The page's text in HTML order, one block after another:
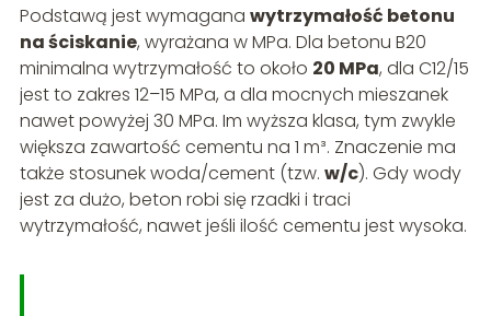
Podstawą jest wymagana wytrzymałość betonu
na ściskanie, wyrażana w MPa. Dla betonu B20
minimalna wytrzymałość to około 20 MPa, dla C12/15
jest to zakres 12–15 MPa, a dla mocnych mieszanek
nawet powyżej 30 MPa. Im wyższa klasa, tym zwykle
większa zawartość cementu na 1 m³. Znaczenie ma
także stosunek woda/cement (tzw. w/c). Gdy wody
jest za dużo, beton robi się rzadki i traci
wytrzymałość, nawet jeśli ilość cementu jest wysoka.